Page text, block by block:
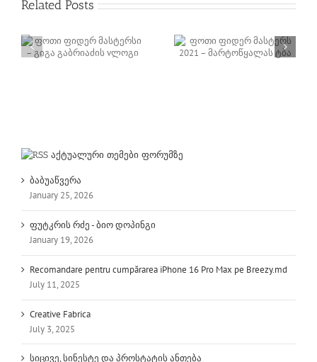
Related Posts
ფოთი ფიდერ
რუბრიკა 10 კითხვა
სპორტსმენთან –
აქტუალური თემები ფორუმზე
ბაბუაწვერა
January 25, 2026
ფუტკრის რძე - ბიო დოპინგი
January 19, 2026
Recomandare pentru cumpărarea iPhone 16 Pro Max pe Breezy.md
July 11, 2025
Creative Fabrica
July 3, 2025
სიცივე, სინესტე და პროსტატის ანთება